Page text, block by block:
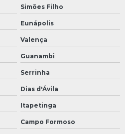
Simões Filho
Eunápolis
Valença
Guanambi
Serrinha
Dias d'Ávila
Itapetinga
Campo Formoso